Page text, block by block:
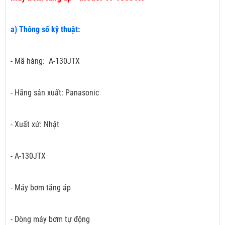
a) Thông số kỹ thuật:
- Mã hàng: A-130JTX
- Hãng sản xuất: Panasonic
- Xuất xứ: Nhật
- A-130JTX
- Máy bơm tăng áp
- Dòng máy bơm tự động